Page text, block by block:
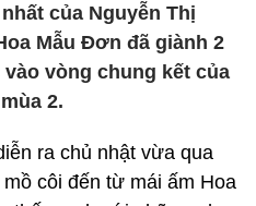
của Nguyễn Thị
Mẫu Đơn đã giành 2
vòng chung kết của
2.
ra chủ nhật vừa qua
côi đến từ mái ấm Hoa